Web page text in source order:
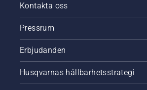
Kontakta oss
Pressrum
Erbjudanden
Husqvarnas hållbarhetsstrategi